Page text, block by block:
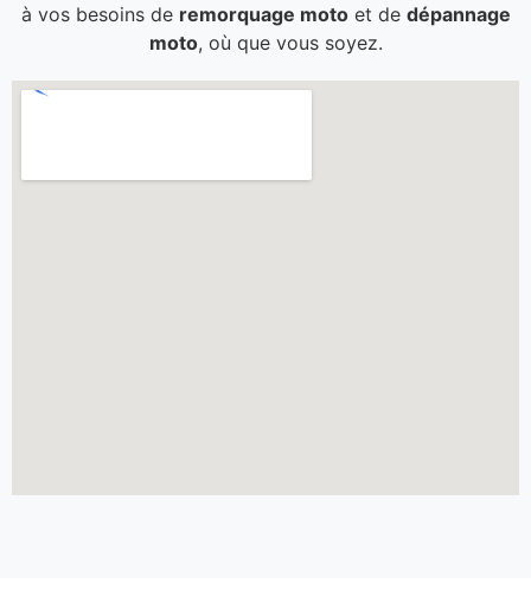
à vos besoins de remorquage motoet de dépannage
moto, où que vous soyez.